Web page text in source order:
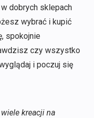
dobrych sklepach
wybrać i kupić
spokojnie
czy wszystko
i poczuj się
wiele kreacji na